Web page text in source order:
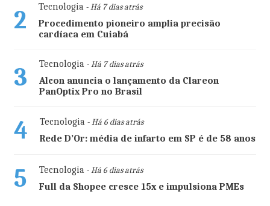
2 Tecnologia- Há 7 dias atrás
Procedimento pioneiro amplia precisão
cardíaca em Cuiabá
3 Tecnologia- Há 7 dias atrás
Alcon anuncia o lançamento da Clareon
PanOptix Pro no Brasil
4 Tecnologia- Há 6 dias atrás
Rede D’Or: média de infarto em SP é de 58 anos
5 Tecnologia- Há 6 dias atrás
Full da Shopee cresce 15x e impulsiona PMEs